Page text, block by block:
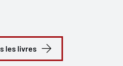
les livres